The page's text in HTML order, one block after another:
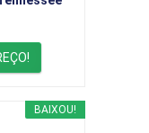
BAIXOU!